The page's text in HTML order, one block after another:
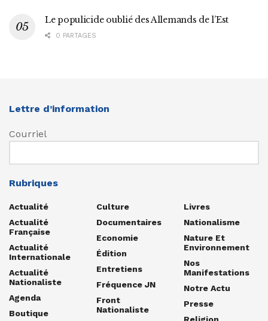
Le populicide oublié des Allemands de l’Est
0 PARTAGES
Lettre d’information
Courriel
Rubriques
Actualité
Actualité
Française
Actualité
Internationale
Actualité
Nationaliste
Agenda
Boutique
Culture
Documentaires
Economie
Édition
Entretiens
Fréquence JN
Front
Nationaliste
Livres
Nationalisme
Nature Et
Environnement
Nos
Manifestations
Notre Actu
Presse